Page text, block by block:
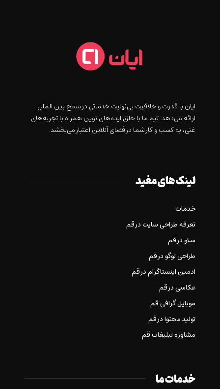
ايان با قدرت و خلاقيت بی‌نهایت خدماتی در سطح بین الملل
ارائه می‌دهد. تیم ما با خلق ایده‌های نوین همراه با تجربه‌های
غنی، به کسب و کار شما در فضای آنلاین اعتبار می‌بخشد.
لینک های مفید
خدمات
تعرفه طراحی سایت در قم
سئو در قم
طراحی لوگو در قم
ادمین اینستاگرام در قم
عکاسی در قم
موبایل گرافی قم
تولید محتوا در قم
مشاوره تبلیغات قم
خدمات ما